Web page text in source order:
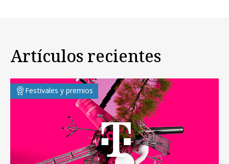
Artículos recientes
Festivales y premios